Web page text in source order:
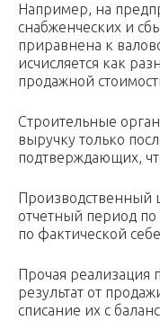
Например, на
снабженческих и
приравнена к
исчисляется как
продажной
Строительные
выручку только
подтверждающих,
Производственный
отчетный период
по фактической
Прочая реализация
результат от
списание их с